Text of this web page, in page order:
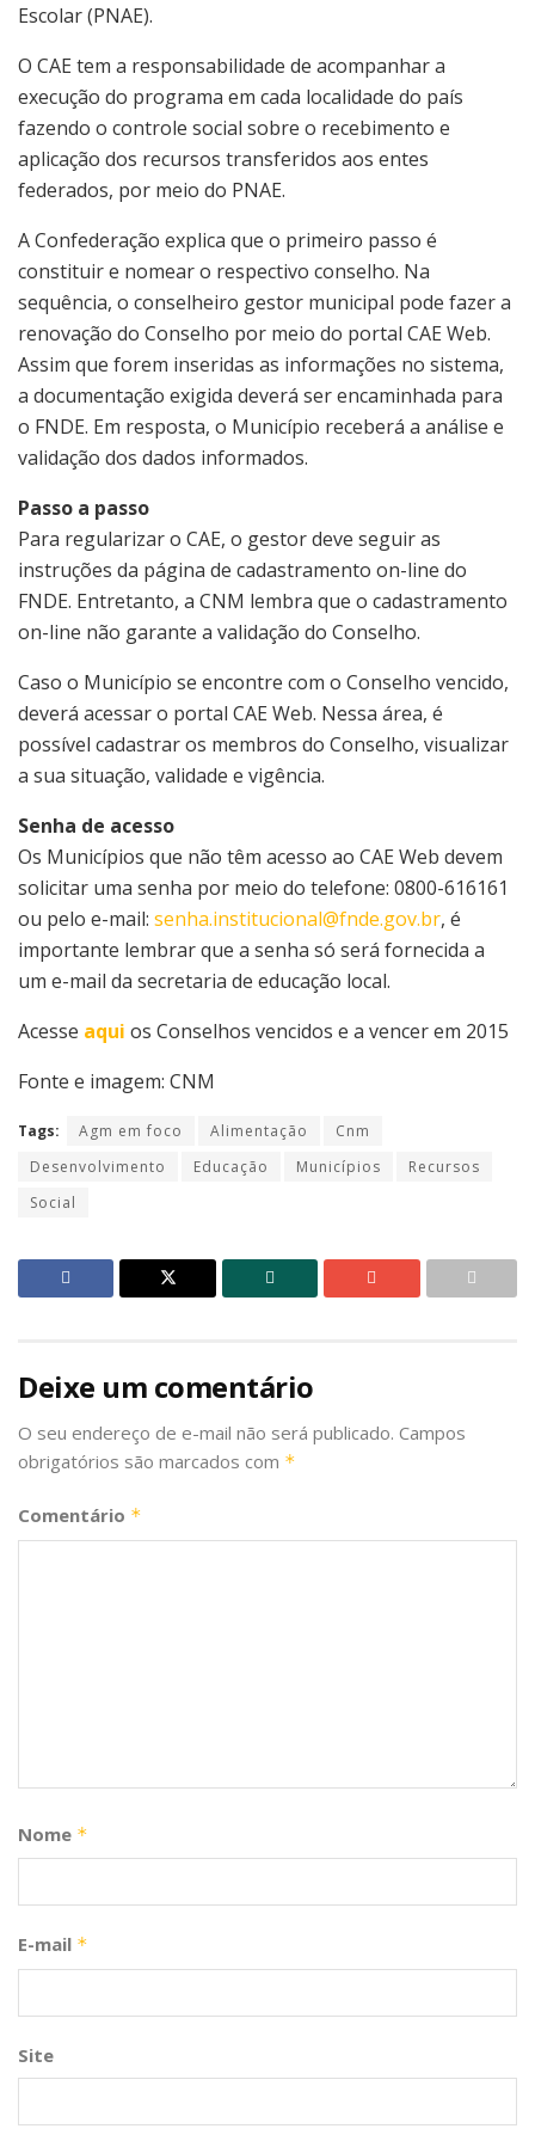
Escolar (PNAE).
O CAE tem a responsabilidade de acompanhar a
execução do programa em cada localidade do país
fazendo o controle social sobre o recebimento e
aplicação dos recursos transferidos aos entes
federados, por meio do PNAE.
A Confederação explica que o primeiro passo é
constituir e nomear o respectivo conselho. Na
sequência, o conselheiro gestor municipal pode fazer a
renovação do Conselho por meio do portal CAE Web.
Assim que forem inseridas as informações no sistema,
a documentação exigida deverá ser encaminhada para
o FNDE. Em resposta, o Município receberá a análise e
validação dos dados informados.
Passo a passo
Para regularizar o CAE, o gestor deve seguir as
instruções da página de cadastramento on-line do
FNDE. Entretanto, a CNM lembra que o cadastramento
on-line não garante a validação do Conselho.
Caso o Município se encontre com o Conselho vencido,
deverá acessar o portal CAE Web. Nessa área, é
possível cadastrar os membros do Conselho, visualizar
a sua situação, validade e vigência.
Senha de acesso
Os Municípios que não têm acesso ao CAE Web devem
solicitar uma senha por meio do telefone: 0800-616161
ou pelo e-mail: senha.institucional@fnde.gov.br, é
importante lembrar que a senha só será fornecida a
um e-mail da secretaria de educação local.
Acesse aqui os Conselhos vencidos e a vencer em 2015
Fonte e imagem: CNM
Tags: Agm em foco Alimentação
Cnm
Desenvolvimento
Educação Municípios
Recursos
Social
Deixe um comentário
O seu endereço de e-mail não será publicado. Campos
obrigatórios são marcados com *
Comentário *
Nome *
E-mail *
Site